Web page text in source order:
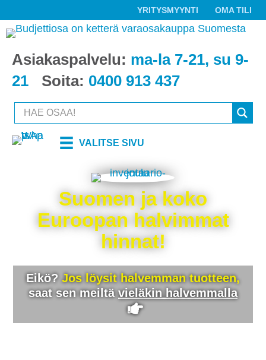
YRITYSMYYNTI OMA TILI
Asiakaspalvelu: ma-la 7-21, su 9-
21
Soita: 0400 913 437
VALITSE SIVU
Suomen ja koko
Euroopan halvimmat
hinnat!
Eikö? Jos löysit halvemman tuotteen,
saat sen meiltävieläkin halvemmalla